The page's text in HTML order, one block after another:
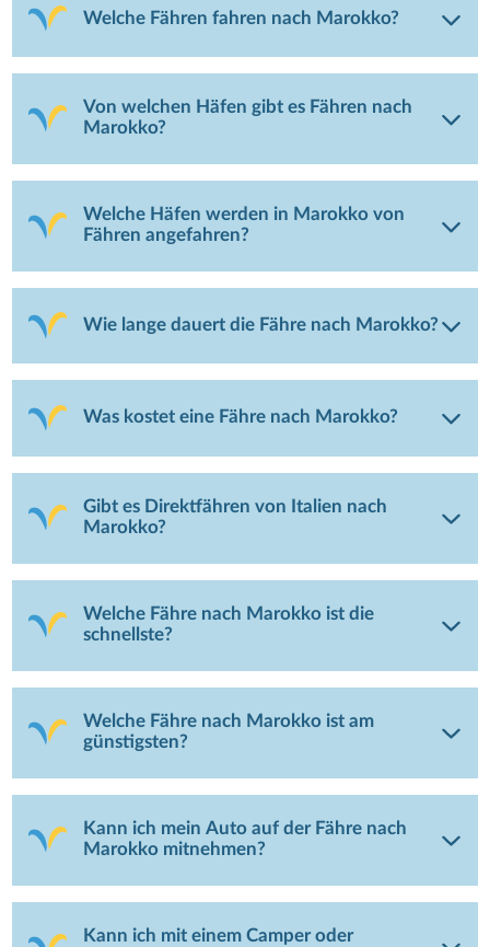
Welche Fähren fahren nach Marokko?
Von welchen Häfen gibt es Fähren nach
Marokko?
Welche Häfen werden in Marokko von
Fähren angefahren?
Wie lange dauert die Fähre nach Marokko?
Was kostet eine Fähre nach Marokko?
Gibt es Direktfähren von Italien nach
Marokko?
Welche Fähre nach Marokko ist die
schnellste?
Welche Fähre nach Marokko ist am
günstigsten?
Kann ich mein Auto auf der Fähre nach
Marokko mitnehmen?
Kann ich mit einem Camper oder